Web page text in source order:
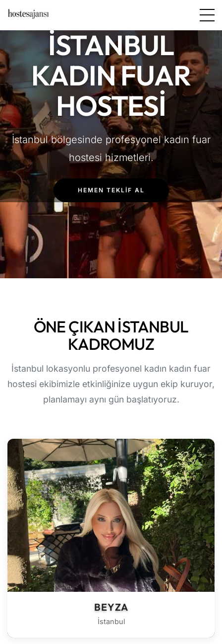
İSTANBUL
KADIN FUAR
HOSTESI
İstanbul bölgesinde profesyonel kadın fuar
hostesi hizmetleri.
HEMEN TEKLIF AL
ÖNE ÇIKAN İSTANBUL
KADROMUZ
İstanbul lokasyonlu profesyonel kadın kadın fuar
hostesi ekibimizle etkinliğinize uygun ekip kuruyor,
planlamayı aynı gün başlatıyoruz.
BEYZA
İstanbul